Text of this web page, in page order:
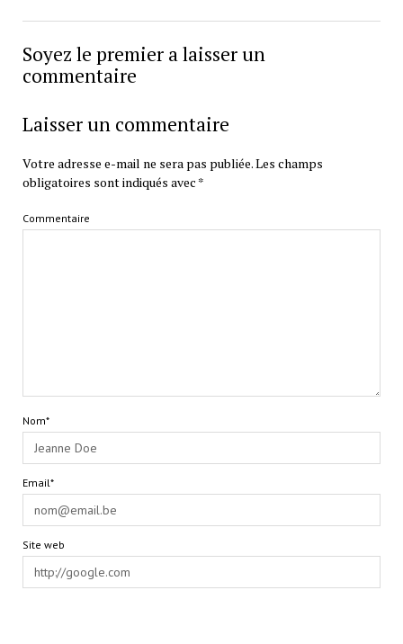
Soyez le premier a laisser un
commentaire
Laisser un commentaire
Votre adresse e-mail ne sera pas publiée.Les champs
obligatoires sont indiqués avec *
Commentaire
Nom*
Email*
Site web